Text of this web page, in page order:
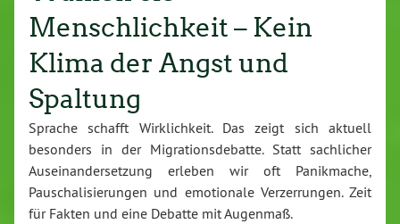
Menschlichkeit – Kein
Klima der Angst und
Spaltung
Sprache schafft Wirklichkeit. Das zeigt sich aktuell
besonders in der Migrationsdebatte. Statt sachlicher
Auseinandersetzung erleben wir oft Panikmache,
Pauschalisierungen und emotionale Verzerrungen. Zeit
für Fakten und eine Debatte mit Augenmaß.